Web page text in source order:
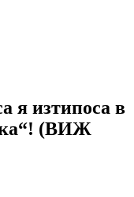
я изтипоса в
(ВИЖ